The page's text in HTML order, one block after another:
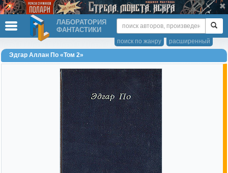
ЛАБОРАТОРИЯ
ФАНТАСТИКИ
расширенный
поиск по жанру
Эдгар Аллан По «Том 2»